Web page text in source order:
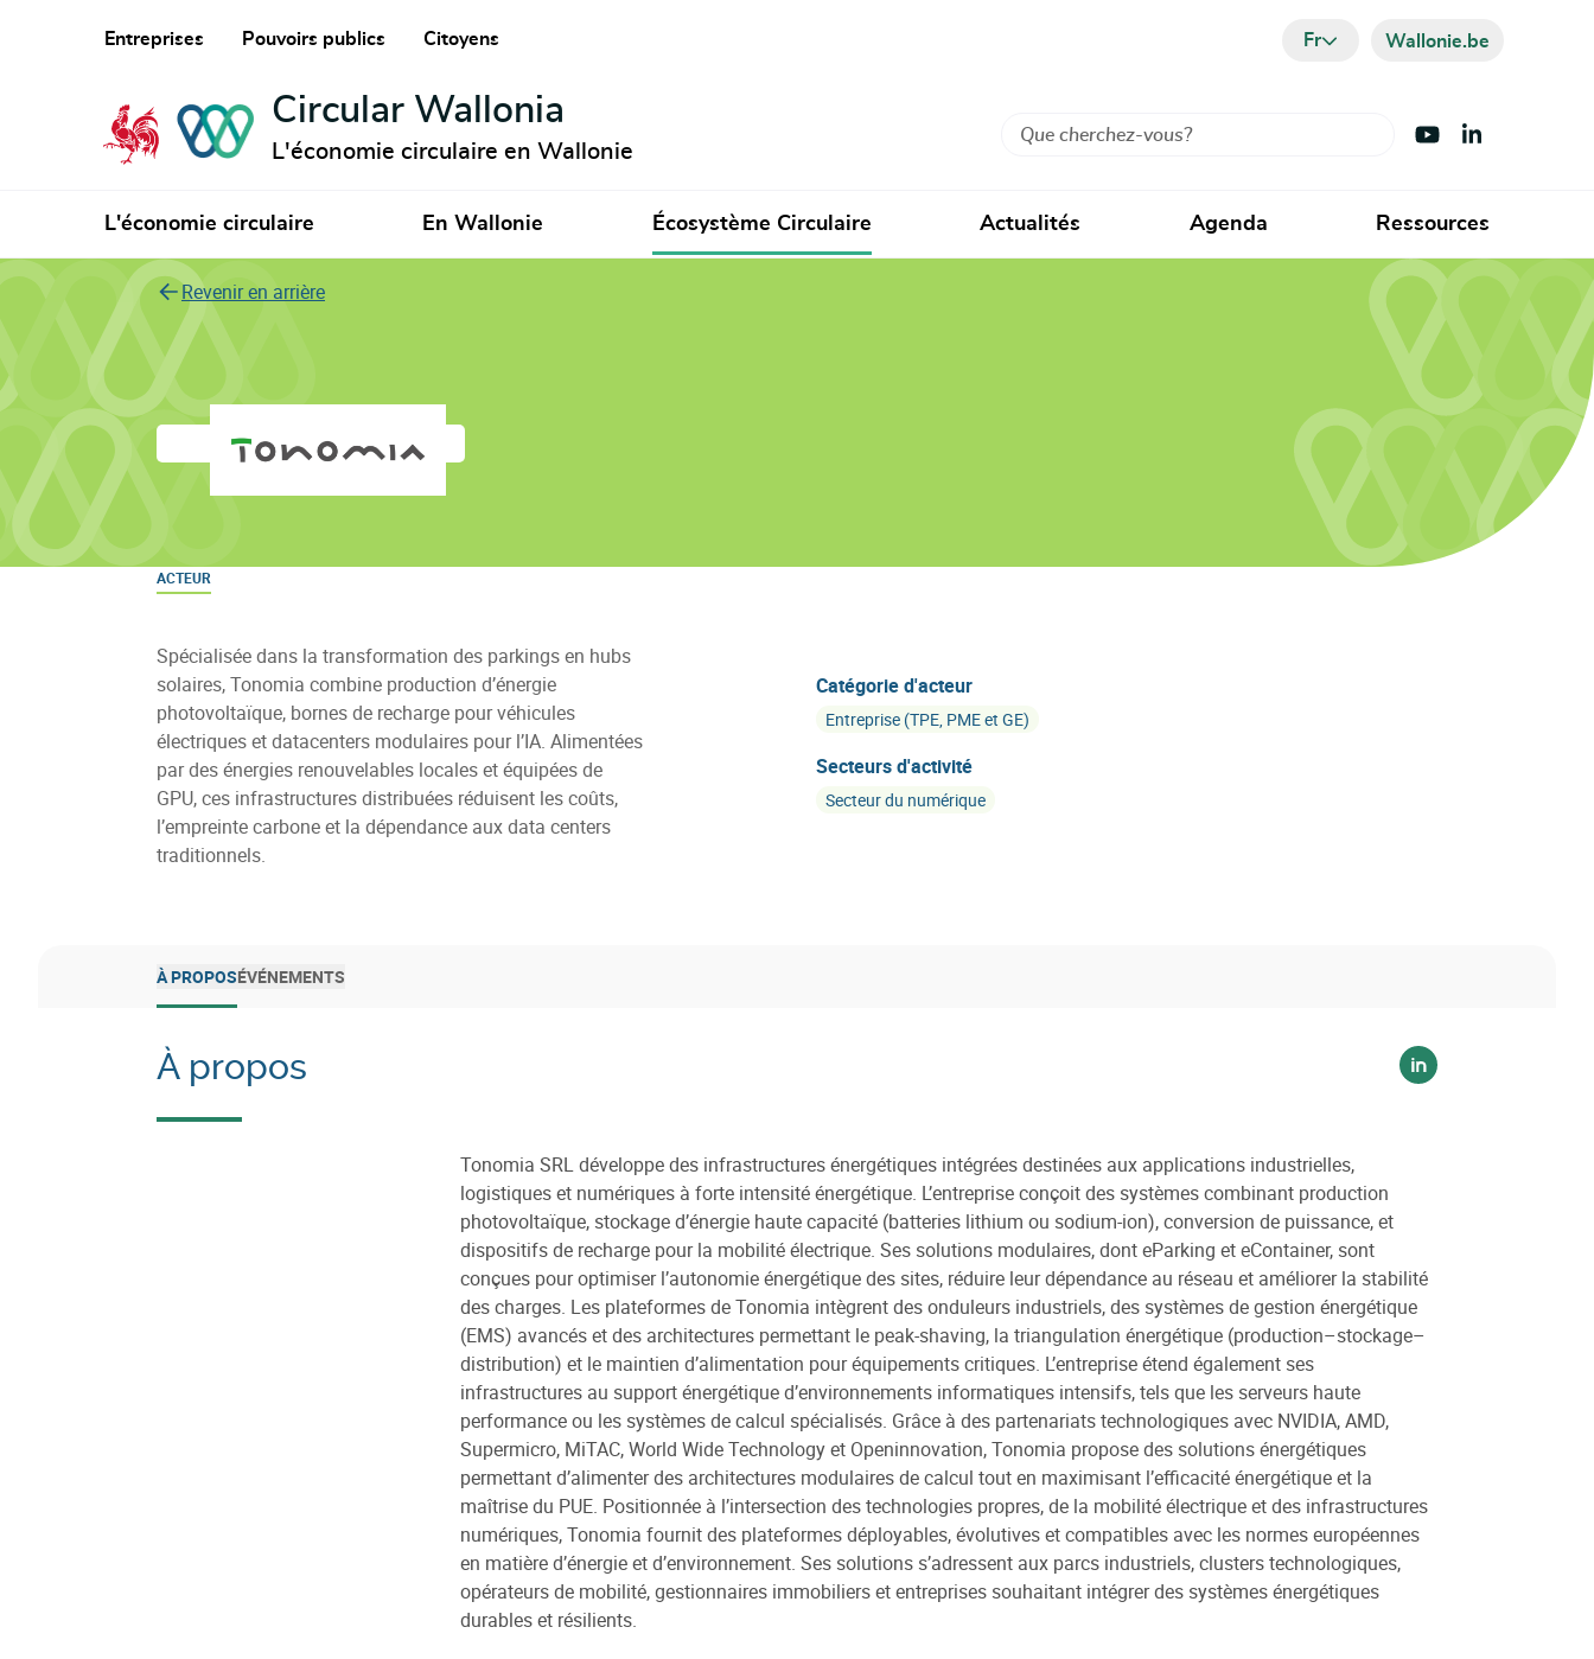
Entreprises Pouvoirs publics Citoyens Fr Wallonie.be
Circular Wallonia
L'économie circulaire en Wallonie
Rechercher Visiter Youtube
Visiter LinkedIn
L'économie circulaire En Wallonie Écosystème Circulaire Actualités Agenda Ressources
Revenir en arrière
Tonomia
ACTEUR
Spécialisée dans la transformation des parkings en hubs
solaires, Tonomia combine production d’énergie
photovoltaïque, bornes de recharge pour véhicules
électriques et datacenters modulaires pour l’IA. Alimentées
par des énergies renouvelables locales et équipées de
GPU, ces infrastructures distribuées réduisent les coûts,
l’empreinte carbone et la dépendance aux data centers
traditionnels.
Catégorie d'acteur
Entreprise (TPE, PME et GE)
Secteurs d'activité
Secteur du numérique
À PROPOSÉVÉNEMENTS
À propos Voir sur linkedin
Tonomia SRL développe des infrastructures énergétiques intégrées destinées aux applications industrielles,
logistiques et numériques à forte intensité énergétique. L’entreprise conçoit des systèmes combinant production
photovoltaïque, stockage d’énergie haute capacité (batteries lithium ou sodium-ion), conversion de puissance, et
dispositifs de recharge pour la mobilité électrique. Ses solutions modulaires, dont eParking et eContainer, sont
conçues pour optimiser l’autonomie énergétique des sites, réduire leur dépendance au réseau et améliorer la stabilité
des charges. Les plateformes de Tonomia intègrent des onduleurs industriels, des systèmes de gestion énergétique
(EMS) avancés et des architectures permettant le peak-shaving, la triangulation énergétique (production–stockage–
distribution) et le maintien d’alimentation pour équipements critiques. L’entreprise étend également ses
infrastructures au support énergétique d’environnements informatiques intensifs, tels que les serveurs haute
performance ou les systèmes de calcul spécialisés. Grâce à des partenariats technologiques avec NVIDIA, AMD,
Supermicro, MiTAC, World Wide Technology et Openinnovation, Tonomia propose des solutions énergétiques
permettant d’alimenter des architectures modulaires de calcul tout en maximisant l’efficacité énergétique et la
maîtrise du PUE. Positionnée à l’intersection des technologies propres, de la mobilité électrique et des infrastructures
numériques, Tonomia fournit des plateformes déployables, évolutives et compatibles avec les normes européennes
en matière d’énergie et d’environnement. Ses solutions s’adressent aux parcs industriels, clusters technologiques,
opérateurs de mobilité, gestionnaires immobiliers et entreprises souhaitant intégrer des systèmes énergétiques
durables et résilients.